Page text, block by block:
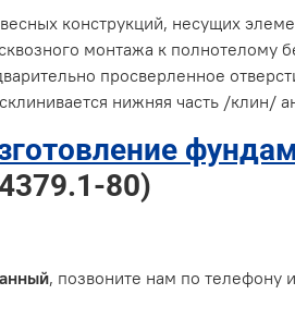
конструкций, несущих
монтажа к полнотелому
просверленное
нижняя часть /клин/
80)
, позвоните нам по телефону